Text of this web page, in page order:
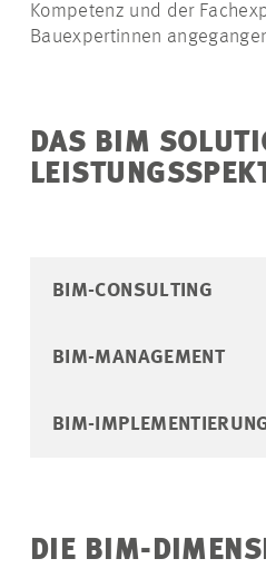
Kompetenz und der
Bauexpertinnen
DAS BIM
BIM-CONSULTING
BIM-MANAGEMENT
BIM-
DIE BIM-